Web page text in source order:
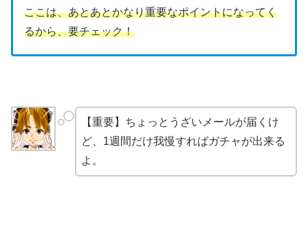
ここは、あとあとかなり重要なポイントになってく
るから、要チェック！
【重要】ちょっとうざいメールが届くけ
ど、1週間だけ我慢すればガチャが出来る
よ。